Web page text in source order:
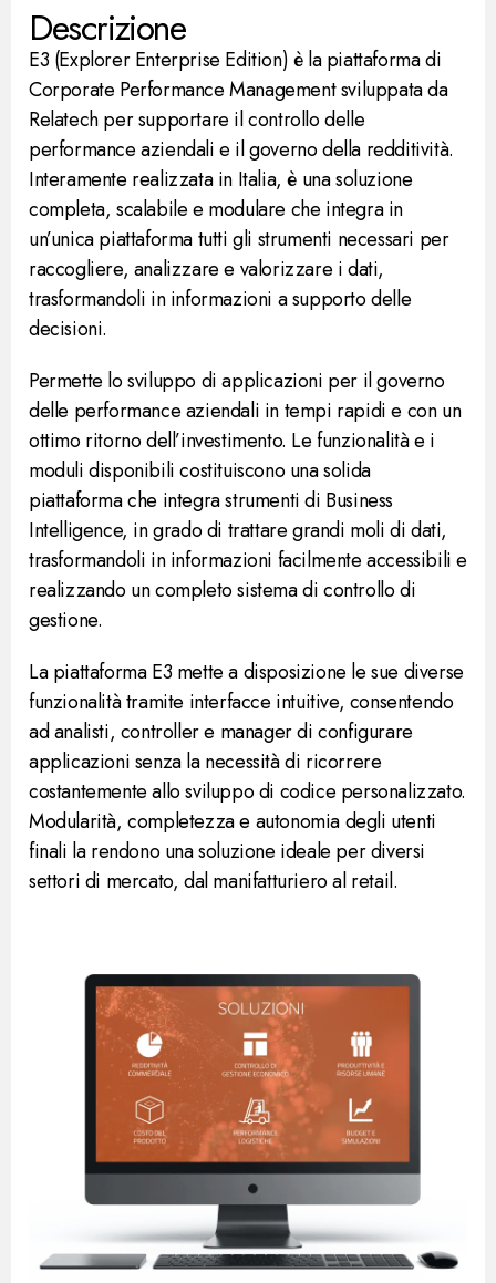
Descrizione
E3 (Explorer Enterprise Edition) è la piattaforma di
Corporate Performance Management sviluppata da
Relatech per supportare il controllo delle
performance aziendali e il governo della redditività.
Interamente realizzata in Italia, è una soluzione
completa, scalabile e modulare che integra in
un’unica piattaforma tutti gli strumenti necessari per
raccogliere, analizzare e valorizzare i dati,
trasformandoli in informazioni a supporto delle
decisioni.
Permette lo sviluppo di applicazioni per il governo
delle performance aziendali in tempi rapidi e con un
ottimo ritorno dell’investimento. Le funzionalità e i
moduli disponibili costituiscono una solida
piattaforma che integra strumenti di Business
Intelligence, in grado di trattare grandi moli di dati,
trasformandoli in informazioni facilmente accessibili e
realizzando un completo sistema di controllo di
gestione.
La piattaforma E3 mette a disposizione le sue diverse
funzionalità tramite interfacce intuitive, consentendo
ad analisti, controller e manager di configurare
applicazioni senza la necessità di ricorrere
costantemente allo sviluppo di codice personalizzato.
Modularità, completezza e autonomia degli utenti
finali la rendono una soluzione ideale per diversi
settori di mercato, dal manifatturiero al retail.